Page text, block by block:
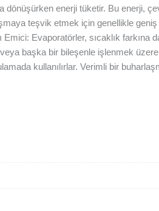
dönüşürken enerji tüketir. Bu enerji,
teşvik etmek için genellikle
Evaporatörler, sıcaklık
veya başka bir bileşenle işlenmek
kullanılırlar. Verimli bir